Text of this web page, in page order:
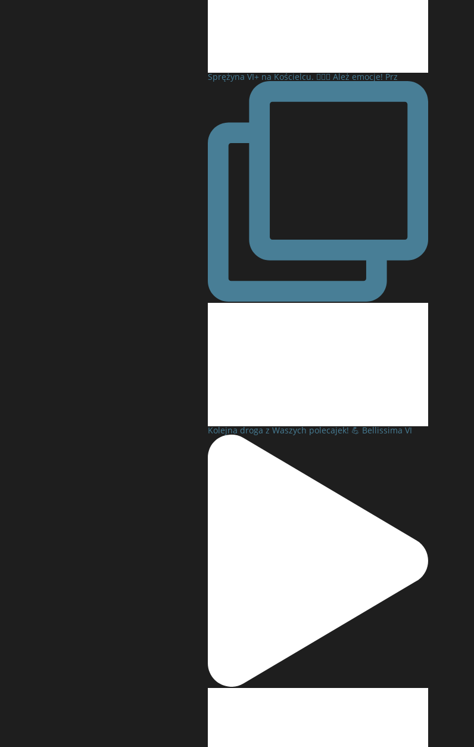
Sprężyna VI+ na Kościelcu. 🧗‍♂️⛰️ Ależ emocje! Prz
Kolejna droga z Waszych polecajek! 💪 Bellissima VI